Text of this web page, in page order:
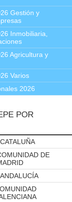
Gestión y
Inmobiliaria,
Agricultura y
Varios
2026
POR
CATALUÑA
DE
ANDALUCÍA